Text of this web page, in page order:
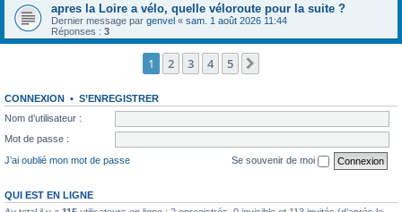
apres la Loire a vélo, quelle véloroute pour la suite ?
Dernier message par genvel « sam. 1 août 2026 11:44
Réponses : 3
1 2 3 4 5
CONNEXION • S’ENREGISTRER
Nom d’utilisateur :
Mot de passe :
J’ai oublié mon mot de passe
Se souvenir de moi
QUI EST EN LIGNE